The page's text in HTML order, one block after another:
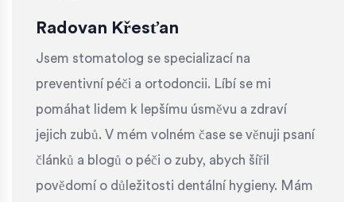
Radovan Křesťan
Jsem stomatolog se specializací na
preventivní péči a ortodoncii. Líbí se mi
pomáhat lidem k lepšímu úsměvu a zdraví
jejich zubů. V mém volném čase se věnuji psaní
článků a blogů o péči o zuby, abych šířil
povědomí o důležitosti dentální hygieny. Mám